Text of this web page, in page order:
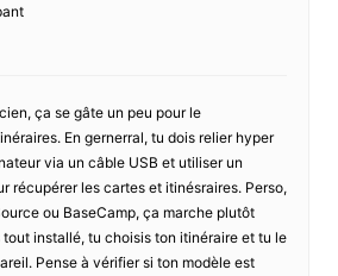
ça se gâte un peu pour le
En gernerral, tu dois relier hyper
via un câble USB et utiliser un
récupérer les cartes et itinésraires. Perso,
ou BaseCamp, ça marche plutôt
tout installé, tu choisis ton itinéraire et tu le
Pense à vérifier si ton modèle est